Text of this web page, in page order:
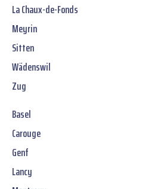
La Chaux-de-Fonds
Meyrin
Sitten
Wädenswil
Zug
Basel
Carouge
Genf
Lancy